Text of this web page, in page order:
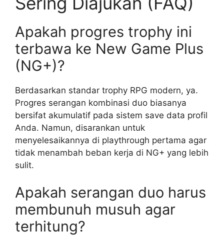
Apakah progres trophy ini
terbawa ke New Game Plus
(NG+)?
Berdasarkan standar trophy RPG modern, ya.
Progres serangan kombinasi duo biasanya
bersifat akumulatif pada sistem save data profil
Anda. Namun, disarankan untuk
menyelesaikannya di playthrough pertama agar
tidak menambah beban kerja di NG+ yang lebih
sulit.
Apakah serangan duo harus
membunuh musuh agar
terhitung?